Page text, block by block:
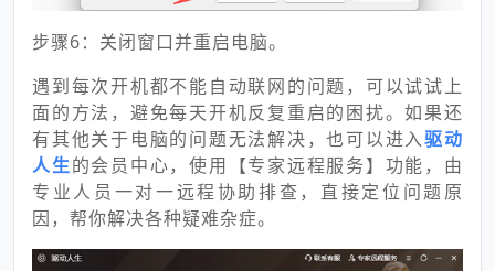
步骤6：关闭窗口并重启电脑。
遇到每次开机都不能自动联网的问题，可以试试上
面的方法，避免每天开机反复重启的困扰。如果还
有其他关于电脑的问题无法解决，也可以进入驱动
人生的会员中心，使用【专家远程服务】功能，由
专业人员一对一远程协助排查，直接定位问题原
因，帮你解决各种疑难杂症。